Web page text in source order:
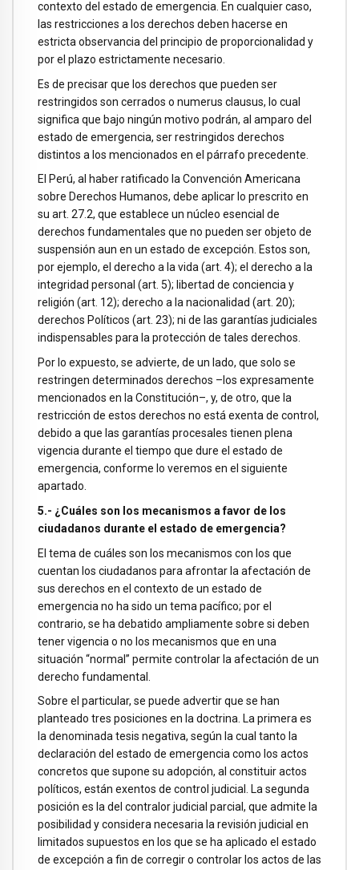
contexto del estado de emergencia. En cualquier caso,
las restricciones a los derechos deben hacerse en
estricta observancia del principio de proporcionalidad y
por el plazo estrictamente necesario.
Es de precisar que los derechos que pueden ser
restringidos son cerrados o numerus clausus, lo cual
significa que bajo ningún motivo podrán, al amparo del
estado de emergencia, ser restringidos derechos
distintos a los mencionados en el párrafo precedente.
El Perú, al haber ratificado la Convención Americana
sobre Derechos Humanos, debe aplicar lo prescrito en
su art. 27.2, que establece un núcleo esencial de
derechos fundamentales que no pueden ser objeto de
suspensión aun en un estado de excepción. Estos son,
por ejemplo, el derecho a la vida (art. 4); el derecho a la
integridad personal (art. 5); libertad de conciencia y
religión (art. 12); derecho a la nacionalidad (art. 20);
derechos Políticos (art. 23); ni de las garantías judiciales
indispensables para la protección de tales derechos.
Por lo expuesto, se advierte, de un lado, que solo se
restringen determinados derechos –los expresamente
mencionados en la Constitución–, y, de otro, que la
restricción de estos derechos no está exenta de control,
debido a que las garantías procesales tienen plena
vigencia durante el tiempo que dure el estado de
emergencia, conforme lo veremos en el siguiente
apartado.
5.- ¿Cuáles son los mecanismos a favor de los
ciudadanos durante el estado de emergencia?
El tema de cuáles son los mecanismos con los que
cuentan los ciudadanos para afrontar la afectación de
sus derechos en el contexto de un estado de
emergencia no ha sido un tema pacífico; por el
contrario, se ha debatido ampliamente sobre si deben
tener vigencia o no los mecanismos que en una
situación “normal” permite controlar la afectación de un
derecho fundamental.
Sobre el particular, se puede advertir que se han
planteado tres posiciones en la doctrina. La primera es
la denominada tesis negativa, según la cual tanto la
declaración del estado de emergencia como los actos
concretos que supone su adopción, al constituir actos
políticos, están exentos de control judicial. La segunda
posición es la del contralor judicial parcial, que admite la
posibilidad y considera necesaria la revisión judicial en
limitados supuestos en los que se ha aplicado el estado
de excepción a fin de corregir o controlar los actos de las